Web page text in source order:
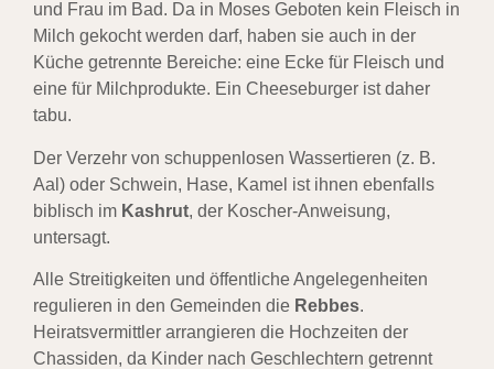
und Frau im Bad. Da in Moses Geboten kein Fleisch in
Milch gekocht werden darf, haben sie auch in der
Küche getrennte Bereiche: eine Ecke für Fleisch und
eine für Milchprodukte. Ein Cheeseburger ist daher
tabu.
Der Verzehr von schuppenlosen Wassertieren (z. B.
Aal) oder Schwein, Hase, Kamel ist ihnen ebenfalls
biblisch im Kashrut, der Koscher-Anweisung,
untersagt.
Alle Streitigkeiten und öffentliche Angelegenheiten
regulieren in den Gemeinden die Rebbes.
Heiratsvermittler arrangieren die Hochzeiten der
Chassiden, da Kinder nach Geschlechtern getrennt